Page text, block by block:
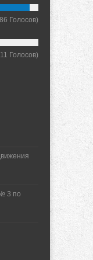
Голосов)
Голосов)
3 по